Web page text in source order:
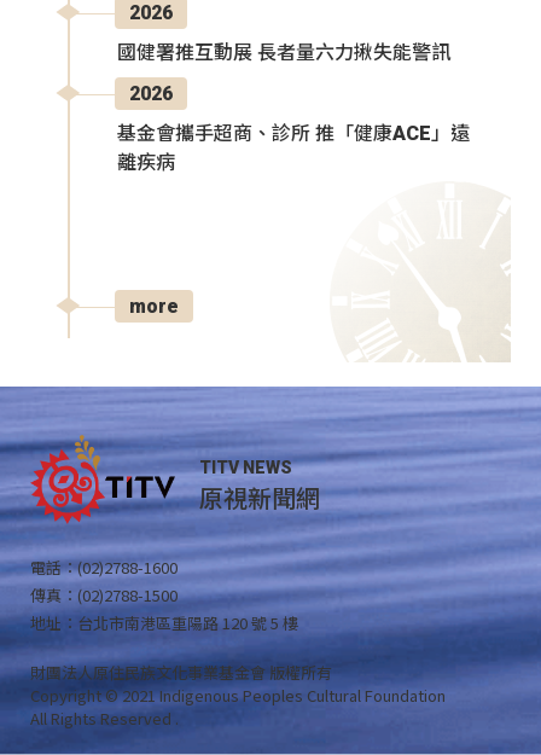
2026
國健署推互動展 長者量六力揪失能警訊
2026
基金會攜手超商、診所 推「健康ACE」遠
離疾病
more
TITV NEWS
原視新聞網
電話：(02)2788-1600
傳真：(02)2788-1500
地址：台北市南港區重陽路 120 號 5 樓
財團法人原住民族文化事業基金會 版權所有
Copyright © 2021 Indigenous Peoples Cultural Foundation
All Rights Reserved .